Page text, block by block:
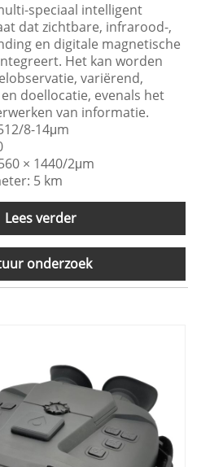
speciaal intelligent
dat zichtbare, infrarood-,
en digitale magnetische
Het kan worden
variërend,
doellocatie, evenals het
van informatie.
8-14μm
× 1440/2μm
5 km
Lees verder
onderzoek